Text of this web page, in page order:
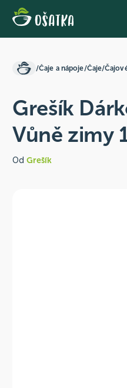
/Čaje a nápoje/Čaje/
Grešík
Vůně zimy
Od Grešík